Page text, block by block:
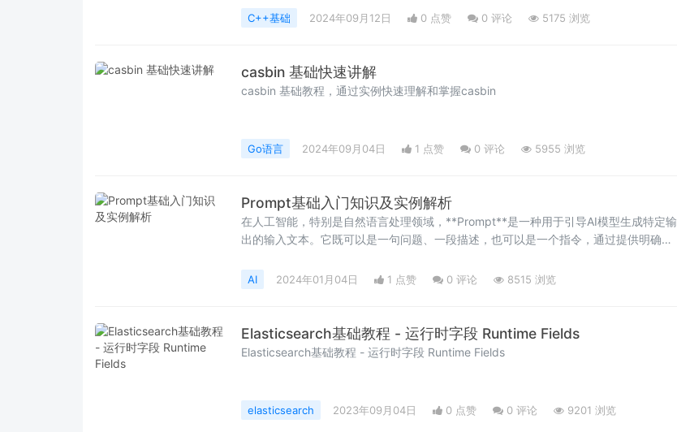
C++基础 2024年09月12日 0 点赞 0 评论 5175 浏览
casbin 基础快速讲解
casbin 基础教程，通过实例快速理解和掌握casbin
Go语言 2024年09月04日 1 点赞 0 评论 5955 浏览
Prompt基础入门知识及实例解析
在人工智能，特别是自然语言处理领域，**Prompt**是一种用于引导AI模型生成特定输
出的输入文本。它既可以是一句问题、一段描述，也可以是一个指令，通过提供明确且
或内容。例如：- Prompt: "写一篇关于环保的文章开头段落。"- AI模型可能的响应: "环
境保护是当今全
AI 2024年01月04日 1 点赞 0 评论 8515 浏览
Elasticsearch基础教程 - 运行时字段 Runtime Fields
Elasticsearch基础教程 - 运行时字段 Runtime Fields
elasticsearch 2023年09月04日 0 点赞 0 评论 9201 浏览